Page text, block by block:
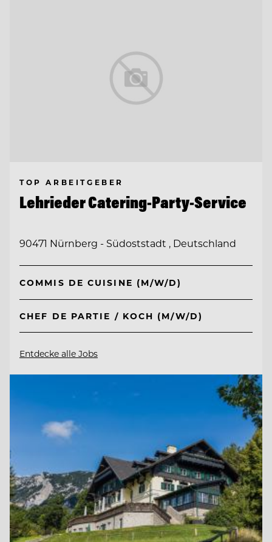
TOP ARBEITGEBER
Lehrieder Catering-Party-Service
90471 Nürnberg - Südoststadt , Deutschland
COMMIS DE CUISINE (M/W/D)
CHEF DE PARTIE / KOCH (M/W/D)
Entdecke alle Jobs